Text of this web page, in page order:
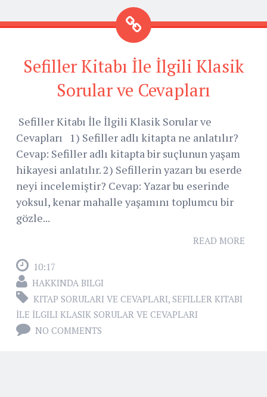
Sefiller Kitabı İle İlgili Klasik
Sorular ve Cevapları
Sefiller Kitabı İle İlgili Klasik Sorular ve
Cevapları 1) Sefiller adlı kitapta ne anlatılır?
Cevap: Sefiller adlı kitapta bir suçlunun yaşam
hikayesi anlatılır. 2) Sefillerin yazarı bu eserde
neyi incelemiştir? Cevap: Yazar bu eserinde
yoksul, kenar mahalle yaşamını toplumcu bir
gözle...
READ MORE
10:17
HAKKINDA BILGI
KITAP SORULARI VE CEVAPLARI, SEFILLER KITABI
İLE İLGILI KLASIK SORULAR VE CEVAPLARI
NO COMMENTS